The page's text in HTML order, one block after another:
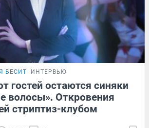
БЕСИТ ИНТЕРВЬЮ
гостей остаются синяки
волосы». Откровения
стриптиз-клубом